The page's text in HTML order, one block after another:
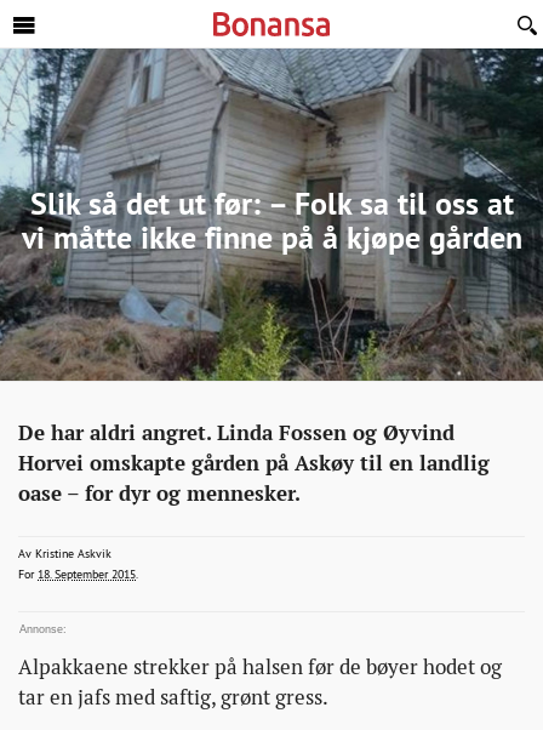
Slik så det ut før: – Folk sa til oss at
vi måtte ikke finne på å kjøpe gården
Eiendom
http://bonansa.no/artikkel/slik-
sa-
det-
for-
folk-
oss-
at-
De har aldri angret. Linda Fossen og Øyvind
Horvei omskapte gården på Askøy til en landlig
oase – for dyr og mennesker.
Av Kristine Askvikkristineaskvik@bonanasa.no
2015-09-18T09:43:29+00:00
2015-09-18T09:43:29+00:00
2015-09-18T11:53:02+00:00
For 18. September 2015
Alpakkaene strekker på halsen før de bøyer hodet og
tar en jafs med saftig, grønt gress.